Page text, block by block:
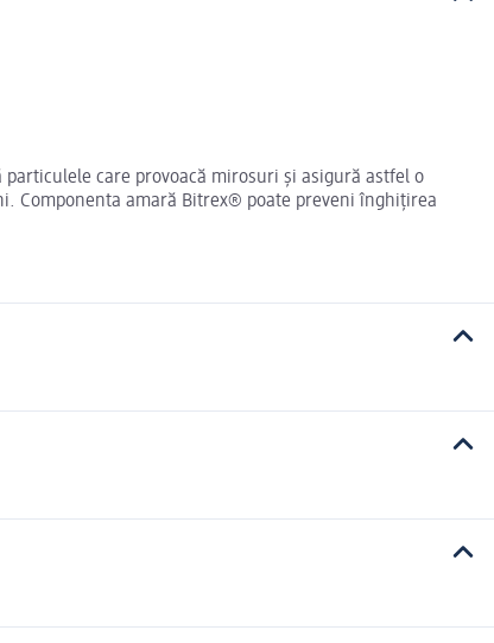
care provoacă mirosuri și asigură astfel o
Componenta amară Bitrex® poate preveni înghițirea